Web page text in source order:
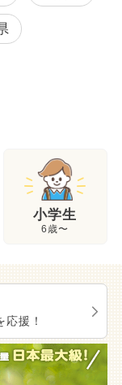
小学生
6歳〜
援！